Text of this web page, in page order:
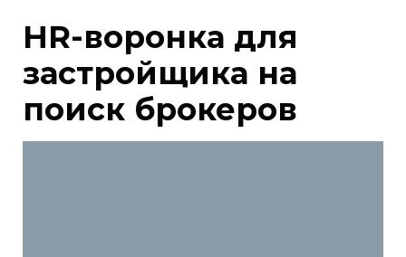
HR-воронка для
застройщика на
поиск брокеров